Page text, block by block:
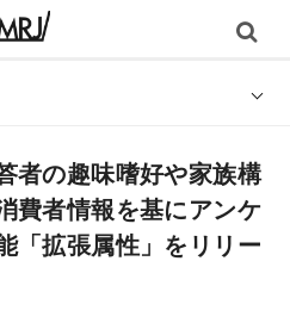
者の趣味嗜好や家族構
費者情報を基にアンケ
「拡張属性」をリリー